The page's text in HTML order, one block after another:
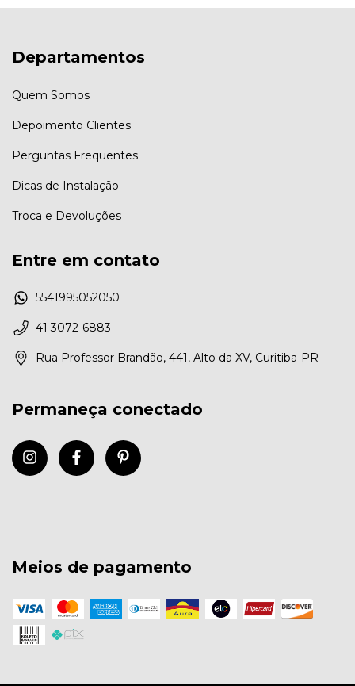
Departamentos
Quem Somos
Depoimento Clientes
Perguntas Frequentes
Dicas de Instalação
Troca e Devoluções
Entre em contato
5541995052050
41 3072-6883
Rua Professor Brandão, 441, Alto da XV, Curitiba-PR
Permaneça conectado
Meios de pagamento